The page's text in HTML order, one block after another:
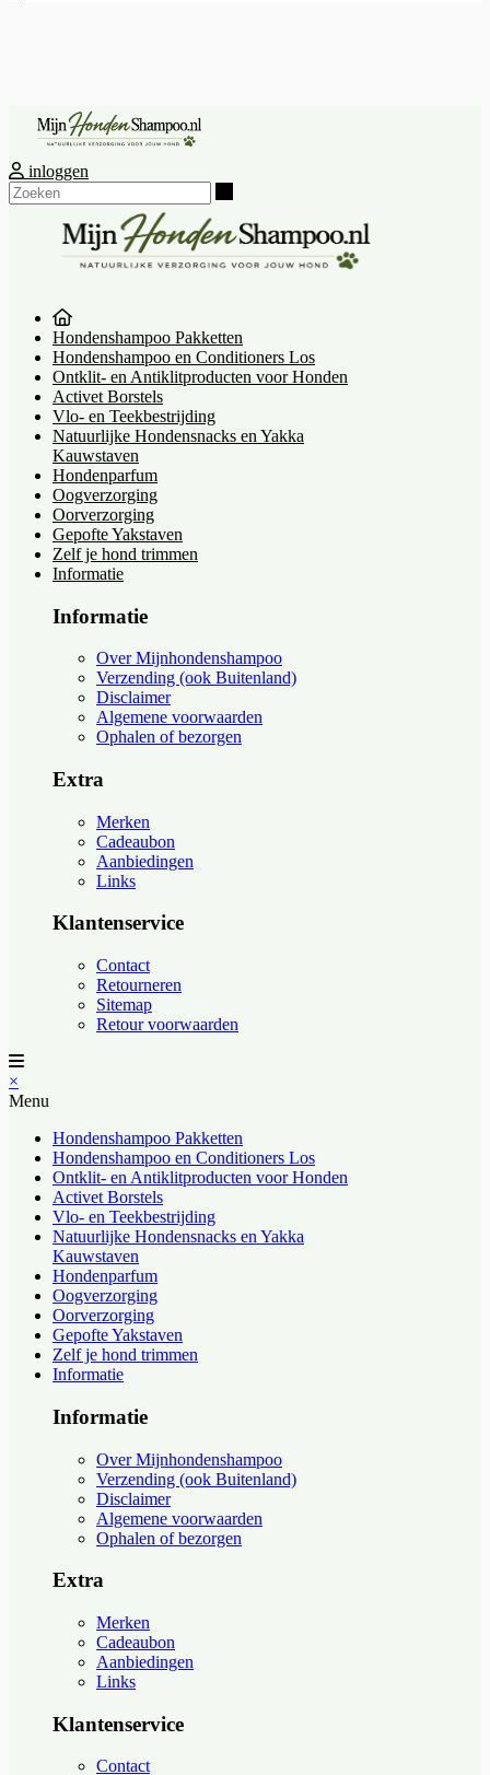
inloggen
Hondenshampoo Pakketten
Hondenshampoo en Conditioners Los
Ontklit- en Antiklitproducten voor Honden
Activet Borstels
Vlo- en Teekbestrijding
Natuurlijke Hondensnacks en Yakka
Kauwstaven
Hondenparfum
Oogverzorging
Oorverzorging
Gepofte Yakstaven
Zelf je hond trimmen
Informatie
Informatie
Over Mijnhondenshampoo
Verzending (ook Buitenland)
Disclaimer
Algemene voorwaarden
Ophalen of bezorgen
Extra
Merken
Cadeaubon
Aanbiedingen
Links
Klantenservice
Contact
Retourneren
Sitemap
Retour voorwaarden
×
Menu
Hondenshampoo Pakketten
Hondenshampoo en Conditioners Los
Ontklit- en Antiklitproducten voor Honden
Activet Borstels
Vlo- en Teekbestrijding
Natuurlijke Hondensnacks en Yakka
Kauwstaven
Hondenparfum
Oogverzorging
Oorverzorging
Gepofte Yakstaven
Zelf je hond trimmen
Informatie
Informatie
Over Mijnhondenshampoo
Verzending (ook Buitenland)
Disclaimer
Algemene voorwaarden
Ophalen of bezorgen
Extra
Merken
Cadeaubon
Aanbiedingen
Links
Klantenservice
Contact